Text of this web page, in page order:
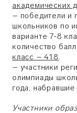
академических
– победители и
школьников по
варианте 7-8
количество
класс – 418.
– участники
олимпиады
года,
Участники